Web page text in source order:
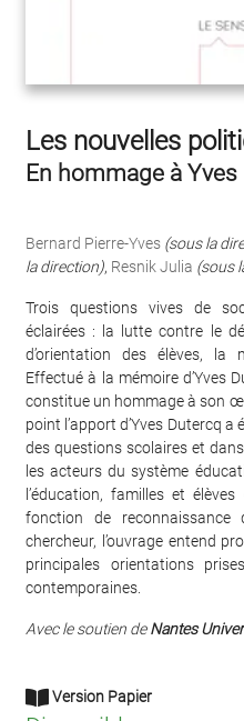
Les nouvelles
En hommage à
Bernard Pierre-Yves (sous la
la direction), Resnik Julia (sous
Trois questions vives de
éclairées : la lutte contre le
d’orientation des élèves, la
Effectué à la mémoire d’Yves
constitue un hommage à son
point l’apport d’Yves Dutercq
des questions scolaires et
les acteurs du système
l’éducation, familles et
fonction de reconnaissance
chercheur, l’ouvrage entend
principales orientations
contemporaines.
Avec le soutien deNantes
Version Papier